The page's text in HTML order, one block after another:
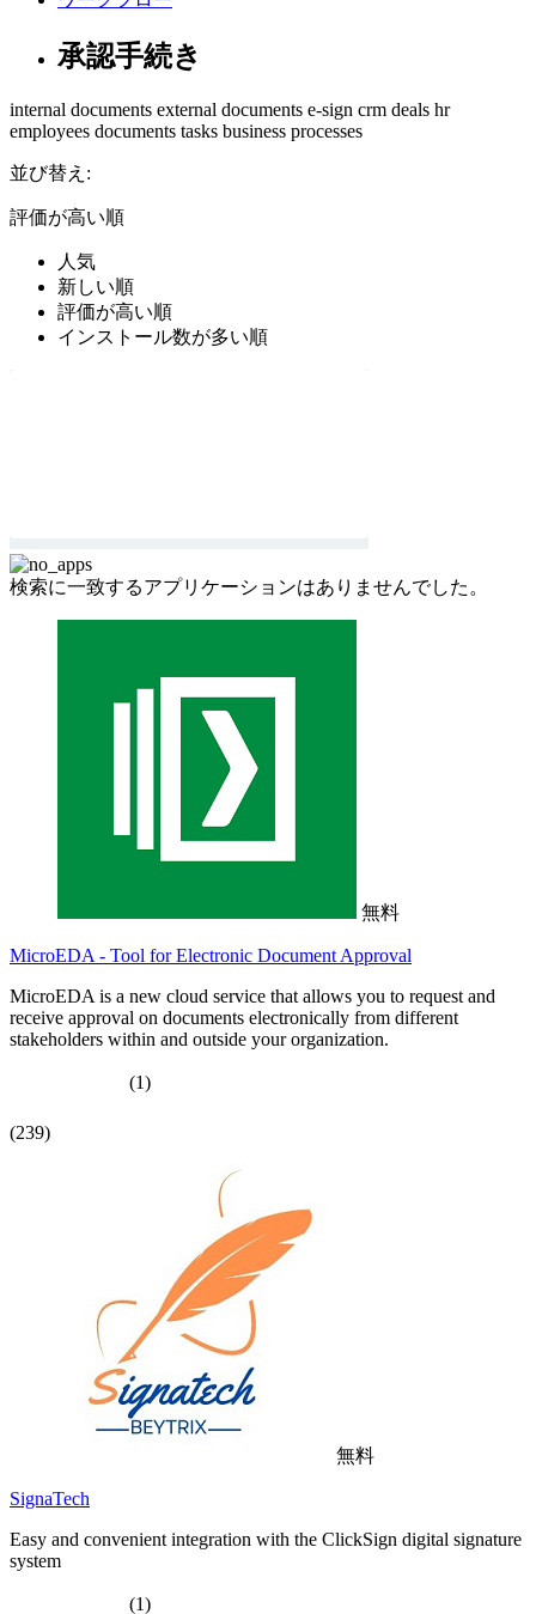
承認手続き
internal documents external documents e-sign crm deals hr
employees documents tasks business processes
並び替え:
評価が高い順
人気
新しい順
評価が高い順
インストール数が多い順
検索に一致するアプリケーションはありませんでした。
無料
MicroEDA - Tool for Electronic Document Approval
MicroEDA is a new cloud service that allows you to request and
receive approval on documents electronically from different
stakeholders within and outside your organization.
(1)
(239)
無料
SignaTech
Easy and convenient integration with the ClickSign digital signature
system
(1)